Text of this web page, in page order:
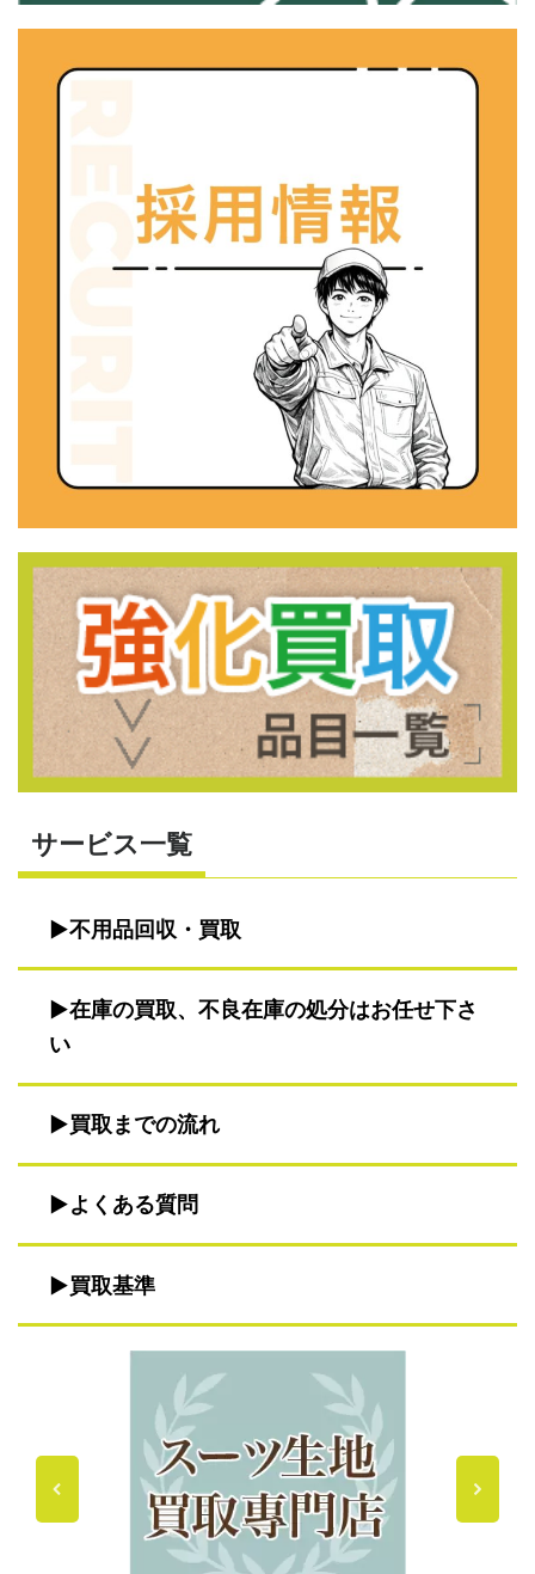
サービス一覧
不用品回収・買取
在庫の買取、不良在庫の処分はお任せ下さ
い
買取までの流れ
よくある質問
買取基準